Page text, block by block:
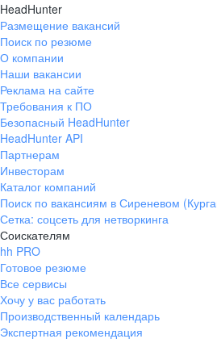
HeadHunter
Размещение вакансий
Поиск по резюме
О компании
Наши вакансии
Реклама на сайте
Требования к ПО
Безопасный HeadHunter
HeadHunter API
Партнерам
Инвесторам
Каталог компаний
Поиск по вакансиям в Сиреневом
Сетка: соцсеть для нетворкинга
Соискателям
hh PRO
Готовое резюме
Все сервисы
Хочу у вас работать
Производственный календарь
Экспертная рекомендация